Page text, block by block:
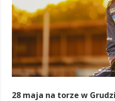
28 maja na torze w